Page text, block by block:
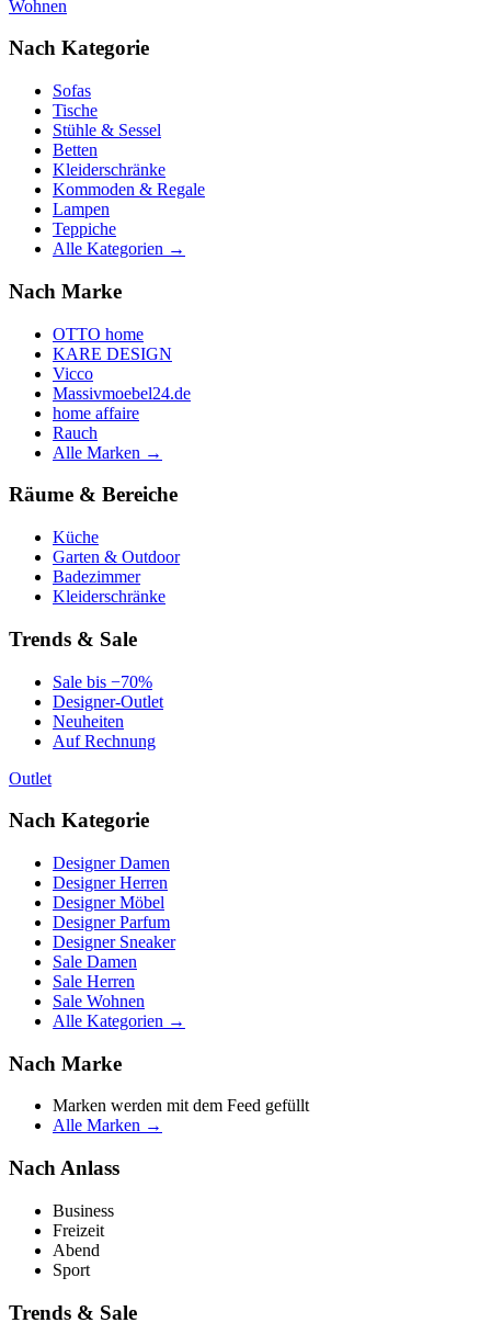
Wohnen
Nach Kategorie
Sofas
Tische
Stühle & Sessel
Betten
Kleiderschränke
Kommoden & Regale
Lampen
Teppiche
Alle Kategorien →
Nach Marke
OTTO home
KARE DESIGN
Vicco
Massivmoebel24.de
home affaire
Rauch
Alle Marken →
Räume & Bereiche
Küche
Garten & Outdoor
Badezimmer
Kleiderschränke
Trends & Sale
Sale bis −70%
Designer-Outlet
Neuheiten
Auf Rechnung
Outlet
Nach Kategorie
Designer Damen
Designer Herren
Designer Möbel
Designer Parfum
Designer Sneaker
Sale Damen
Sale Herren
Sale Wohnen
Alle Kategorien →
Nach Marke
Marken werden mit dem Feed gefüllt
Alle Marken →
Nach Anlass
Business
Freizeit
Abend
Sport
Trends & Sale